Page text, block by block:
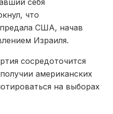
что
США, начав
Израиля.
сосредоточится
американских
на выборах